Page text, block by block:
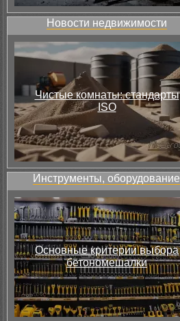
Новости недвижимости
Чистые комнаты: стандарты
ISO
Инструменты, оборудование
Основные критерии выбора
бетономешалки